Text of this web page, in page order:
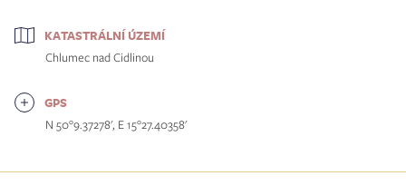
KATASTRÁLNÍ ÚZEMÍ
Chlumec nad Cidlinou
GPS
N 50°9.37278', E 15°27.40358'